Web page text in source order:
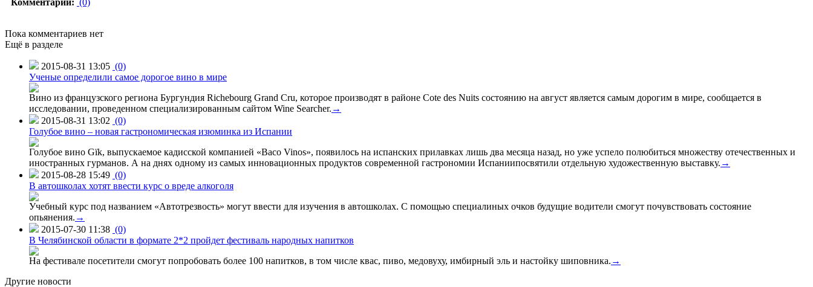
Пока комментариев нет
Ещё в разделе
2015-08-31 13:05 (0)
Ученые определили самое дорогое вино в мире
Вино из французского региона Бургундия Richebourg Grand Cru, которое производят в районе Cote des Nuits состоянию на август является самым дорогим в мире, сообщается в
исследовании, проведенном специализированным сайтом Wine Searcher. →
2015-08-31 13:02 (0)
Голубое вино – новая гастрономическая изюминка из Испании
Голубое вино Gïk, выпускаемое кадисской компанией «Baco Vinos», появилось на испанских прилавках лишь два месяца назад, но уже успело полюбиться множеству отечественных и
иностранных гурманов. А на днях одному из самых инновационных продуктов современной гастрономии Испаниипосвятили отдельную художественную выставку. →
2015-08-28 15:49 (0)
В автошколах хотят ввести курс о вреде алкоголя
Учебный курс под названием «Автотрезвость» могут ввести для изучения в автошколах. С помощью специалиных очков будущие водители смогут почувствовать состояние
опьянения. →
2015-07-30 11:38 (0)
В Челябинской области в формате 2*2 пройдет фестиваль народных напитков
На фестивале посетители смогут попробовать более 100 напитков, в том числе квас, пиво, медовуху, имбирный эль и настойку шиповника. →
Другие новости